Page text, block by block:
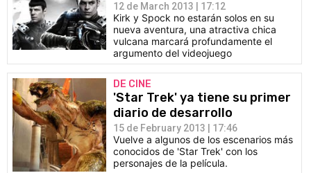
12 de March 2013 | 17:12
Kirk y Spock no estarán solos en su
nueva aventura, una atractiva chica
vulcana marcará profundamente el
argumento del videojuego
DE CINE
'Star Trek' ya tiene su primer
diario de desarrollo
15 de February 2013 | 17:46
Vuelve a algunos de los escenarios más
conocidos de 'Star Trek' con los
personajes de la película.